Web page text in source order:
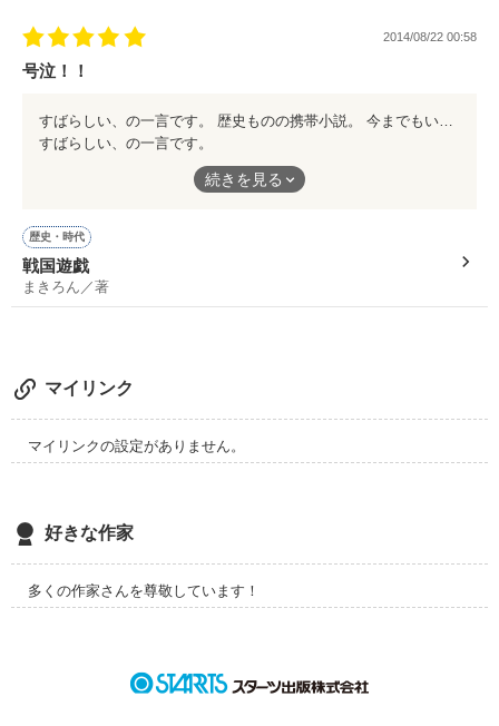
＊『総長からの「愛してる」』の続編です
その代わりに大切な人を守れるなら、
私はいくらでも自分を犠牲にするから
どんなに人に不幸だと言われても、
私の幸せには間違いはなかったよ」
＊『総長からの「愛してる」』の本編では描けなかった様々な
ストーリーの短編集です
作品を読む
あなたに私は捕まえられない
私は、もう二度と恋愛はしないのだから
私は “彼” しか愛さない
どんなに軽蔑されたっていい
その代償に大切な人を守れる力が手に入るなら
「俺にだけ我儘言ってみろ」
「……一人にしないで」
本当にありがとう。
暗殺者
×
私達は、お互いに永遠の愛を誓った。
そして、彼はアメリカへと旅立ってしまったんだ。
そんな彼が３年経った今。
また、私の前に現れた。
ーーー親友の彼氏として。
音信不通となった彼を想い続けた少女。
2014/08/22 00:58
号泣！！
すばらしい、の一言です。 歴史ものの携帯小説。 今までもいくつか読ませて頂きましたが、こんなにも綺麗にまとめられたものは初めてです。 その上泣かせてくるなんて……！！ 鳥肌がたちました
すばらしい、の一言です。
められたものは初めてです。
その上泣かせてくるなんて……！！
鳥肌がたちました
続きを見る
歴史・時代
戦国遊戯
まきろん／著
マイリンク
マイリンクの設定がありません。
好きな作家
多くの作家さんを尊敬しています！